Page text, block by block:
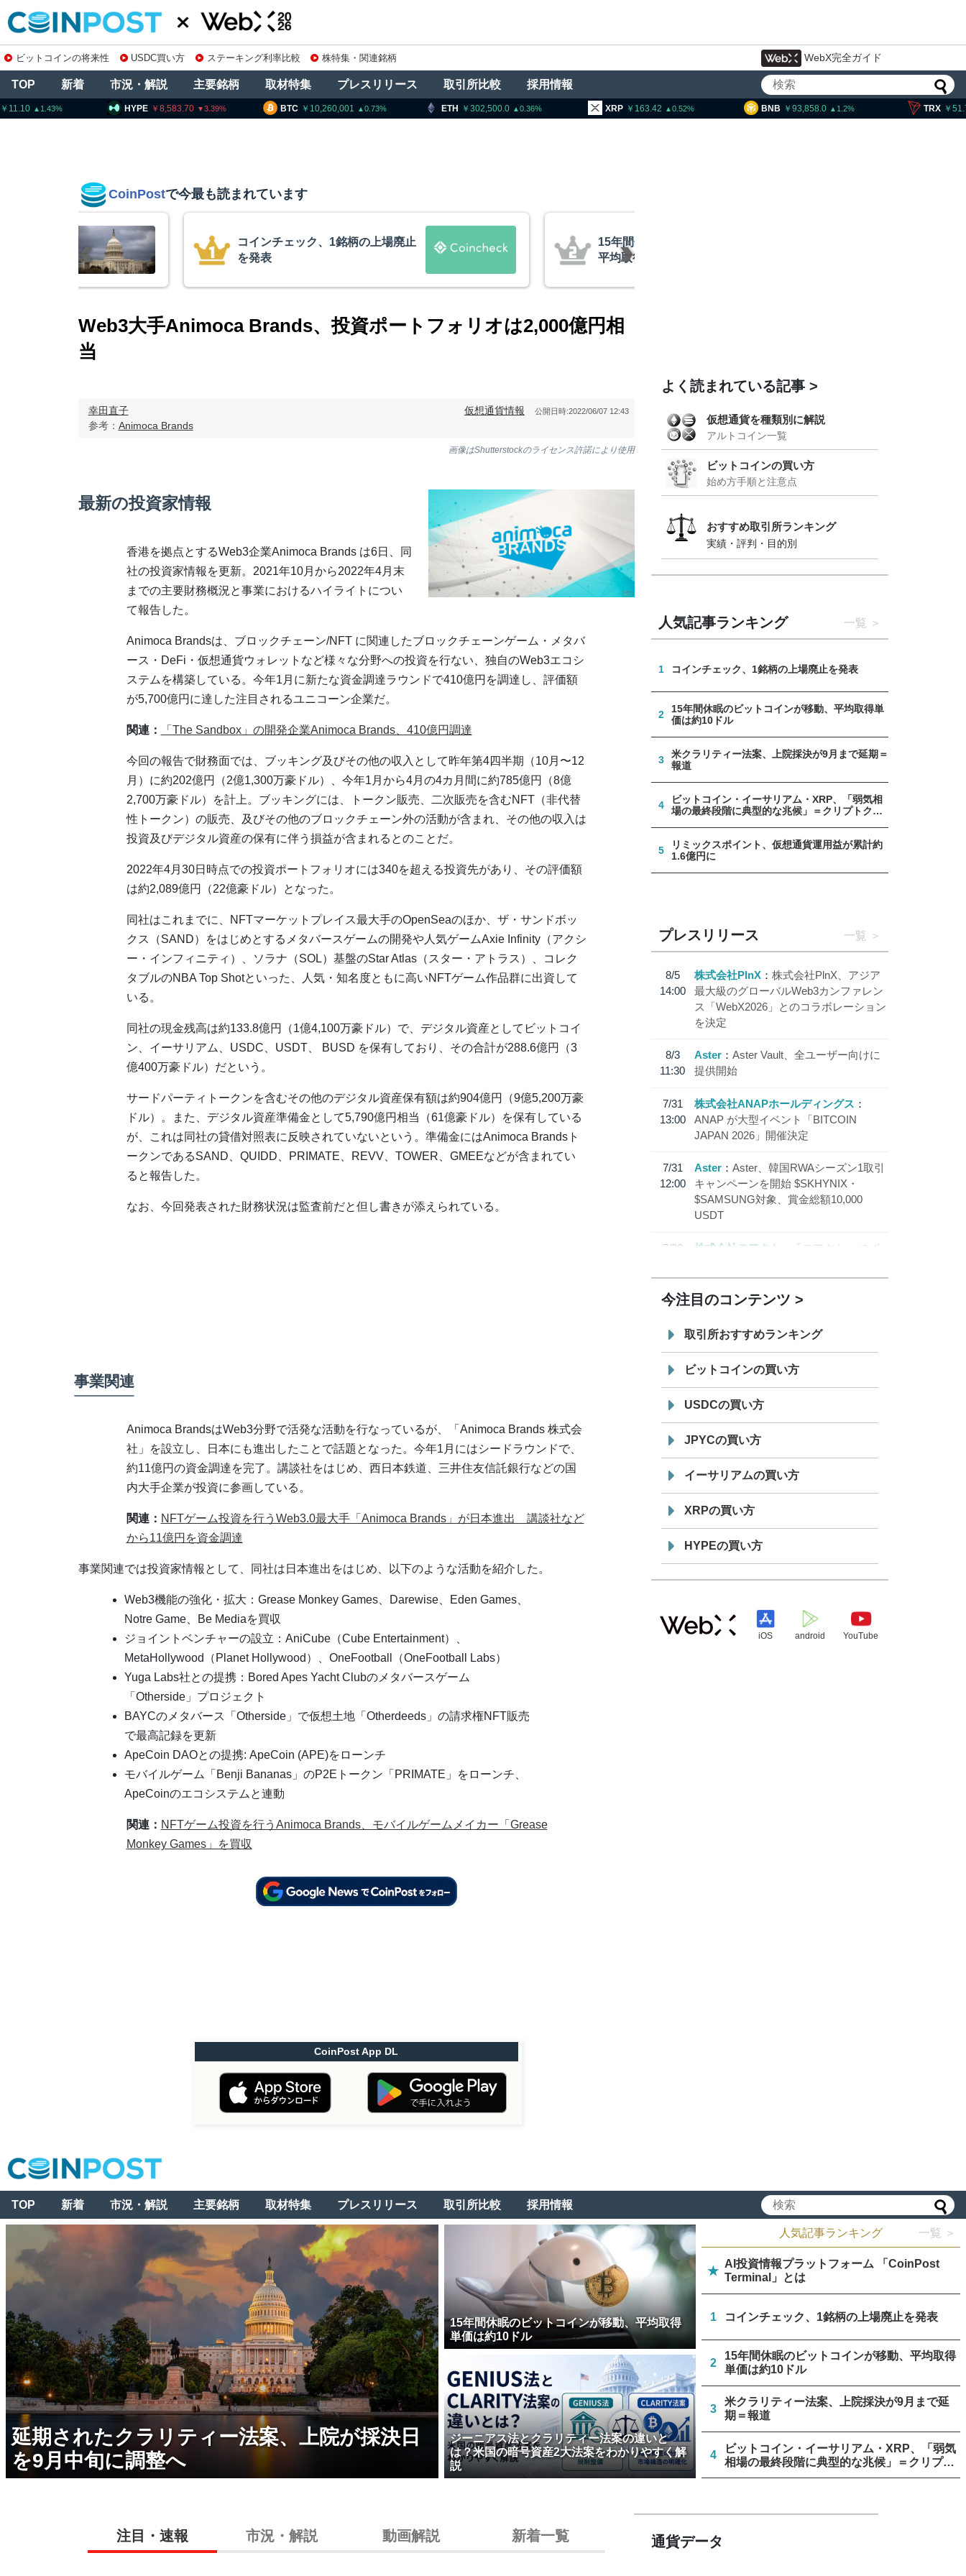
ビットコインの将来性 USDC買い方 ステーキング利率比較 株特集・関連銘柄 WebX完全ガイド
TOP 新着 市況・解説 主要銘柄 取材特集 プレスリリース 取引所比較 採用情報
BTC 10,260,001 0.73 ETH 302,500.0 0.36 XRP 0.52 BNB 93,858.0 1.2 TRX 0.29
HYPE 8,583.70 3.39
CoinPostで今最も読まれています
、1銘柄の上場廃止
15年間休眠のビットコインが移動、
Web3大手Animoca Brands、投資ポートフォリオは2,000億円相
当
幸田直子
参考： Animoca Brands
仮想通貨情報 公開日時:2022/06/07 12:43
画像はShutterstockのライセンス許諾により使用
最新の投資家情報
香港を拠点とするWeb3企業Animoca Brands は6日、同
社の投資家情報を更新。2021年10月から2022年4月末
までの主要財務概況と事業におけるハイライトについ
て報告した。
Animoca Brandsは、ブロックチェーン/NFT に関連したブロックチェーンゲーム・メタバ
ース・DeFi・仮想通貨ウォレットなど様々な分野への投資を行ない、独自のWeb3エコシ
ステムを構築している。今年1月に新たな資金調達ラウンドで410億円を調達し、評価額
が5,700億円に達した注目されるユニコーン企業だ。
関連： 「The Sandbox」の開発企業Animoca Brands、410億円調達
今回の報告で財務面では、ブッキング及びその他の収入として昨年第4四半期（10月〜12
月）に約202億円（2億1,300万豪ドル）、今年1月から4月の4カ月間に約785億円（8億
2,700万豪ドル）を計上。ブッキングには、トークン販売、二次販売を含むNFT（非代替
性トークン）の販売、及びその他のブロックチェーン外の活動が含まれ、その他の収入は
投資及びデジタル資産の保有に伴う損益が含まれるとのことだ。
2022年4月30日時点での投資ポートフォリオには340を超える投資先があり、その評価額
は約2,089億円（22億豪ドル）となった。
同社はこれまでに、NFTマーケットプレイス最大手のOpenSeaのほか、ザ・サンドボッ
クス（SAND）をはじめとするメタバースゲームの開発や人気ゲームAxie Infinity（アクシ
ー・インフィニティ）、ソラナ（SOL）基盤のStar Atlas（スター・アトラス）、コレク
タブルのNBA Top Shotといった、人気・知名度ともに高いNFTゲーム作品群に出資して
いる。
同社の現金残高は約133.8億円（1億4,100万豪ドル）で、デジタル資産としてビットコイ
ン、イーサリアム、USDC、USDT、 BUSD を保有しており、その合計が288.6億円（3
億400万豪ドル）だという。
サードパーティトークンを含むその他のデジタル資産保有額は約904億円（9億5,200万豪
ドル）。また、デジタル資産準備金として5,790億円相当（61億豪ドル）を保有している
が、これは同社の貸借対照表に反映されていないという。準備金にはAnimoca Brandsト
ークンであるSAND、QUIDD、PRIMATE、REVV、TOWER、GMEEなどが含まれてい
ると報告した。
なお、今回発表された財務状況は監査前だと但し書きが添えられている。
事業関連
Animoca BrandsはWeb3分野で活発な活動を行なっているが、「Animoca Brands 株式会
社」を設立し、日本にも進出したことで話題となった。今年1月にはシードラウンドで、
約11億円の資金調達を完了。講談社をはじめ、西日本鉄道、三井住友信託銀行などの国
内大手企業が投資に参画している。
関連： NFTゲーム投資を行うWeb3.0最大手「Animoca Brands」が日本進出 講談社など
から11億円を資金調達
事業関連では投資家情報として、同社は日本進出をはじめ、以下のような活動を紹介した。
Web3機能の強化・拡大：Grease Monkey Games、Darewise、Eden Games、
Notre Game、Be Mediaを買収
ジョイントベンチャーの設立：AniCube（Cube Entertainment）、
MetaHollywood（Planet Hollywood）、OneFootball（OneFootball Labs）
Yuga Labs社との提携：Bored Apes Yacht Clubのメタバースゲーム
「Otherside」プロジェクト
BAYCのメタバース「Otherside」で仮想土地「Otherdeeds」の請求権NFT販売
で最高記録を更新
ApeCoin DAOとの提携: ApeCoin (APE)をローンチ
モバイルゲーム「Benji Bananas」のP2Eトークン「PRIMATE」をローンチ、
ApeCoinのエコシステムと連動
関連： NFTゲーム投資を行うAnimoca Brands、モバイルゲームメイカー「Grease
Monkey Games」を買収
CoinPost App DL
よく読まれている記事
仮想通貨を種類別に解説
アルトコイン一覧
ビットコインの買い方
始め方手順と注意点
おすすめ取引所ランキング
実績・評判・目的別
人気記事ランキング 一覧
1 コインチェック、1銘柄の上場廃止を発表
2
15年間休眠のビットコインが移動、平均取得単
価は約10ドル
3
米クラリティー法案、上院採決が9月まで延期＝
報道
4
ビットコイン・イーサリアム・XRP、「弱気相
場の最終段階に典型的な兆候」＝クリプトクア
5
リミックスポイント、仮想通貨運用益が累計約
1.6億円に
プレスリリース 一覧
8/5
14:00
株式会社PlnX
株式会社PlnX、アジア
最大級のグローバルWeb3カンファレン
ス「WebX2026」とのコラボレーション
を決定
8/3
11:30
Aster
Aster Vault、全ユーザー向けに
提供開始
7/31
13:00
株式会社ANAPホールディングス
ANAP が大型イベント「BITCOIN
JAPAN 2026」開催決定
7/31
12:00
Aster
Aster、韓国RWAシーズン1取引
キャンペーンを開始 $SKHYNIX・
$SAMSUNG対象、賞金総額10,000
USDT
7/30
株式会社モアクト
「モアクト」 のポ
「 JPYC」を追加
19:30
てステーブルコイン「JPYSC」徹底解
説セミナーを開催
今注目のコンテンツ
取引所おすすめランキング
ビットコインの買い方
USDCの買い方
JPYCの買い方
イーサリアムの買い方
XRPの買い方
HYPEの買い方
iOS android YouTube
TOP 新着 市況・解説 主要銘柄 取材特集 プレスリリース 取引所比較 採用情報
延期されたクラリティー法案、上院が採決日
を9月中旬に調整へ
15年間休眠のビットコインが移動、平均取得
単価は約10ドル
ジーニアス法とクラリティー法案の違いと
は？米国の暗号資産2大法案をわかりやすく解
説
人気記事ランキング 一覧 ＞
★
AI投資情報プラットフォーム 「CoinPost
Terminal」とは
1 コインチェック、1銘柄の上場廃止を発表
2
15年間休眠のビットコインが移動、平均取得
単価は約10ドル
3
米クラリティー法案、上院採決が9月まで延
期＝報道
4
ビットコイン・イーサリアム・XRP、「弱気
相場の最終段階に典型的な兆候」＝クリプト
クアント
注目・速報 市況・解説 動画解説 新着一覧 通貨データ